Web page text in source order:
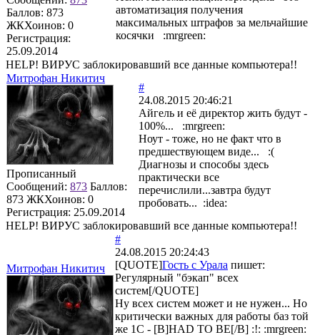
Баллов: 873
ЖКХоинов: 0
Регистрация:
25.09.2014
автоматизация получения
максимальных штрафов за мельчайшие
косячки :mrgreen:
HELP! ВИРУС заблокировавший все данные компьютера!!
Митрофан Никитич
Прописанный
Сообщений: 873 Баллов:
873 ЖКХоинов: 0
Регистрация: 25.09.2014
#
24.08.2015 20:46:21
Айгель и её директор жить будут -
100%... :mrgreen:
Ноут - тоже, но не факт что в
предшествующем виде... :(
Диагнозы и способы здесь
практически все
перечислили...завтра будут
пробовать... :idea:
HELP! ВИРУС заблокировавший все данные компьютера!!
Митрофан Никитич
#
24.08.2015 20:24:43
[QUOTE]Гость с Урала пишет:
Регулярный "бэкап" всех
систем[/QUOTE]
Ну всех систем может и не нужен... Но
критически важных для работы баз той
же 1С - [B]HAD TO BE[/B] :!: :mrgreen: